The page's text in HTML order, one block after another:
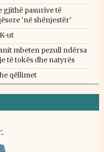
gjithë pasurive të
‘në shënjestër’
ut
mbeten pezull ndërsa
të tokës dhe natyrës
qëllimet